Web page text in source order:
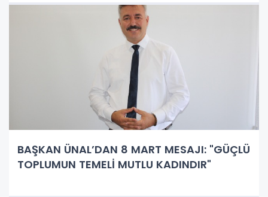
BAŞKAN ÜNAL’DAN 8 MART MESAJI: "GÜÇLÜ
TOPLUMUN TEMELİ MUTLU KADINDIR"